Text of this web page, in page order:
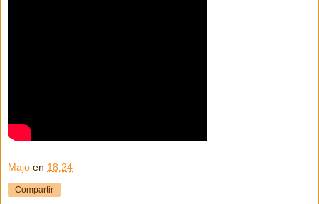
Majo en 18:24
Compartir